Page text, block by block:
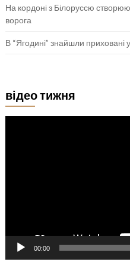
На кордоні з Білоруссю
ворога
В “Ягодині” знайшли приховані
відео тижня
00:00